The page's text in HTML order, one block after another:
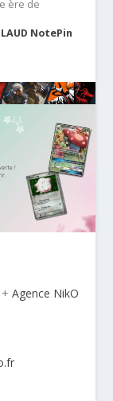
ère de
NotePin
Agence NikO